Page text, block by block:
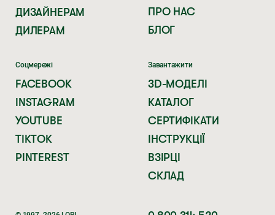
ДИЗАЙНЕРАМ
ДИЛЕРАМ
ПРО НАС
БЛОГ
Соцмережі
FACEBOOK
INSTAGRAM
YOUTUBE
TIKTOK
PINTEREST
Завантажити
3D-МОДЕЛІ
КАТАЛОГ
СЕРТИФІКАТИ
ІНСТРУКЦІЇ
ВЗІРЦІ
СКЛАД